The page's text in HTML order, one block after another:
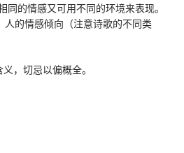
的情感又可用不同的环境来表现。
的情感倾向（注意诗歌的不同类
，切忌以偏概全。